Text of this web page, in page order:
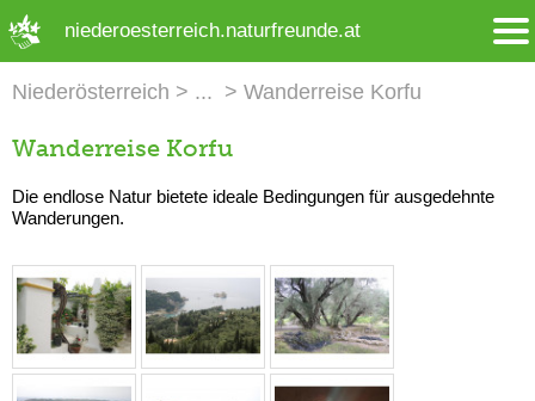
niederoesterreich.naturfreunde.at
Niederösterreich Wanderreise Korfu
Wanderreise Korfu
Die endlose Natur bietete ideale Bedingungen für ausgedehnte
Wanderungen.